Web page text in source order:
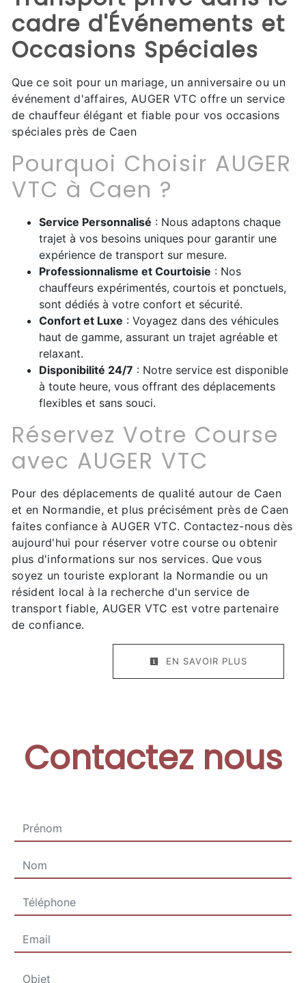
cadre d'Événements et
Occasions Spéciales
Que ce soit pour un mariage, un anniversaire ou un
événement d'affaires, AUGER VTC offre un service
de chauffeur élégant et fiable pour vos occasions
spéciales près de Caen
Pourquoi Choisir AUGER
VTC à Caen ?
Service Personnalisé : Nous adaptons chaque
trajet à vos besoins uniques pour garantir une
expérience de transport sur mesure.
Professionnalisme et Courtoisie : Nos
chauffeurs expérimentés, courtois et ponctuels,
sont dédiés à votre confort et sécurité.
Confort et Luxe : Voyagez dans des véhicules
haut de gamme, assurant un trajet agréable et
relaxant.
Disponibilité 24/7 : Notre service est disponible
à toute heure, vous offrant des déplacements
flexibles et sans souci.
Réservez Votre Course
avec AUGER VTC
Pour des déplacements de qualité autour de Caen
et en Normandie, et plus précisément près de Caen
faites confiance à AUGER VTC. Contactez-nous dès
aujourd'hui pour réserver votre course ou obtenir
plus d'informations sur nos services. Que vous
soyez un touriste explorant la Normandie ou un
résident local à la recherche d'un service de
transport fiable, AUGER VTC est votre partenaire
de confiance.
EN SAVOIR PLUS
Contactez nous